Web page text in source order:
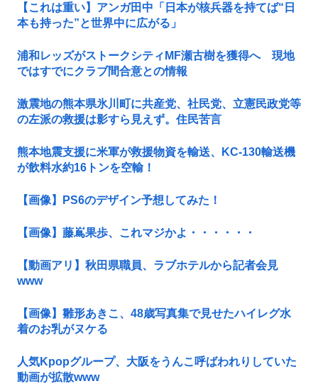
【これは重い】アンガ田中「日本が核兵器を持てば“日
本も持った”と世界中に広がる」
浦和レッズがストークシティMF瀬古樹を獲得へ 現地
ではすでにクラブ間合意との情報
激震地の熊本県氷川町に共産党、社民党、立憲民政党等
の左派の救援は影すら見えず。住民苦言
熊本地震支援に米軍が救援物資を輸送、KC-130輸送機
が飲料水約16トンを空輸！
【画像】PS6のデザイン予想してみた！
【画像】藤嶌果歩、これマジかよ・・・・・・
【動画アリ】秋田県職員、ラブホテルから記者会見
www
【画像】雛形あきこ、48歳写真集で見せたハイレグ水
着のお乳がヌケる
人気Kpopグループ、大阪をうんこ呼ばわれりしていた
動画が拡散www